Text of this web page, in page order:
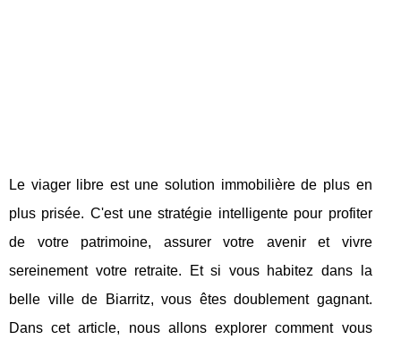
Le viager libre est une solution immobilière de plus en
plus prisée. C'est une stratégie intelligente pour profiter
de votre patrimoine, assurer votre avenir et vivre
sereinement votre retraite. Et si vous habitez dans la
belle ville de Biarritz, vous êtes doublement gagnant.
Dans cet article, nous allons explorer comment vous